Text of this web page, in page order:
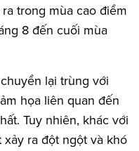
trong mùa cao điểm
8 đến cuối mùa
lại trùng với
họa liên quan đến
Tuy nhiên, khác với
ra đột ngột và khó